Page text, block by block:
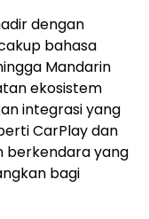
dengan
bahasa
Mandarin
ekosistem
integrasi yang
CarPlay dan
berkendara yang
bagi